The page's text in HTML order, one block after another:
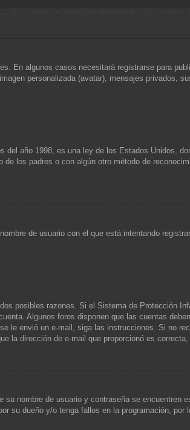
En algunos casos necesitará registrarse para
personalizada (avatar), mensajes privados,
año 1998, es una ley de los Estados Unidos,
los padres o con algún otro método de
de usuario con el que está intentando
posibles razones. Si el Sistema de Protección
Algunos foros disponen que las cuentas
le envió un e-mail, siga las instrucciones. Si no
la dirección de e-mail que proporcionó es
nombre de usuario y contraseña se
su dueño y/o tenga fallos en la programación, por